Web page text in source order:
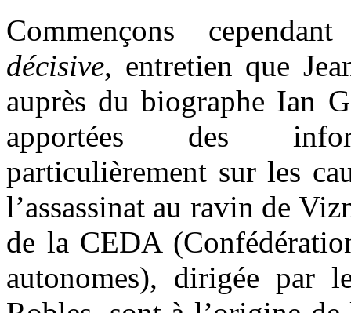
Commençons
décisive, entretien que
auprès du biographe Ian
apportées des
particulièrement sur les
l’assassinat au ravin de
de la CEDA
autonomes), dirigée par